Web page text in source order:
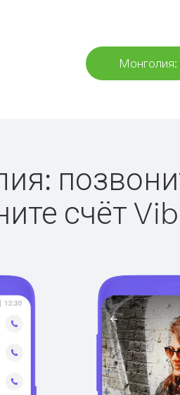
Монголия:
счёт